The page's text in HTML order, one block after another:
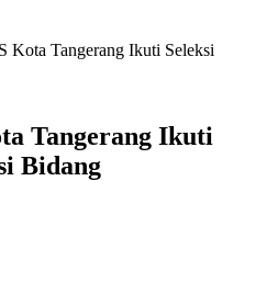
Kota Tangerang Ikuti Seleksi
Tangerang Ikuti
Bidang